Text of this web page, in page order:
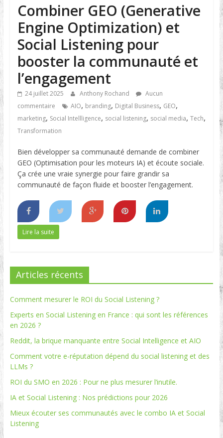
Combiner GEO (Generative
Engine Optimization) et
Social Listening pour
booster la communauté et
l’engagement
24 juillet 2025 Anthony Rochand
Aucun
commentaire
AIO, branding, Digital Business, GEO,
marketing, Social Intellligence, social listening, social media, Tech,
Transformation
Bien développer sa communauté demande de combiner
GEO (Optimisation pour les moteurs IA) et écoute sociale.
Ça crée une vraie synergie pour faire grandir sa
communauté de façon fluide et booster l’engagement.
Lire la suite
Articles récents
Comment mesurer le ROI du Social Listening ?
Experts en Social Listening en France : qui sont les références
en 2026 ?
Reddit, la brique manquante entre Social Intelligence et AIO
Comment votre e-réputation dépend du social listening et des
LLMs ?
ROI du SMO en 2026 : Pour ne plus mesurer l’inutile.
IA et Social Listening : Nos prédictions pour 2026
Mieux écouter ses communautés avec le combo IA et Social
Listening